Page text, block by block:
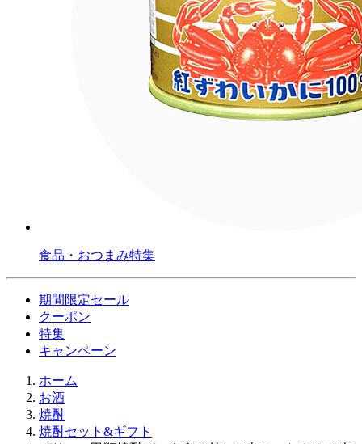
食品・おつまみ特集
期間限定セール
クーポン
特集
キャンペーン
ホーム
お酒
焼酎
焼酎セット&ギフト